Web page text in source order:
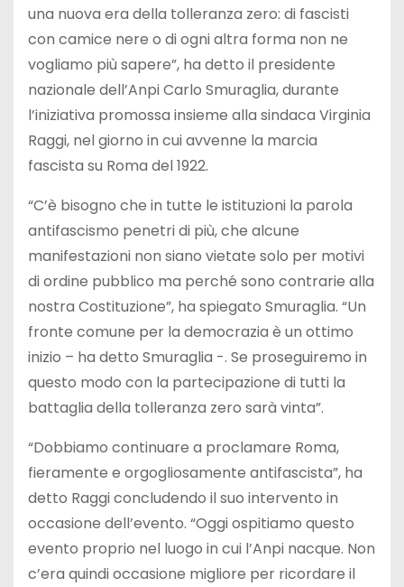
una nuova era della tolleranza zero: di fascisti
con camice nere o di ogni altra forma non ne
vogliamo più sapere”, ha detto il presidente
nazionale dell’Anpi Carlo Smuraglia, durante
l’iniziativa promossa insieme alla sindaca Virginia
Raggi, nel giorno in cui avvenne la marcia
fascista su Roma del 1922.
“C’è bisogno che in tutte le istituzioni la parola
antifascismo penetri di più, che alcune
manifestazioni non siano vietate solo per motivi
di ordine pubblico ma perché sono contrarie alla
nostra Costituzione”, ha spiegato Smuraglia. “Un
fronte comune per la democrazia è un ottimo
inizio – ha detto Smuraglia -. Se proseguiremo in
questo modo con la partecipazione di tutti la
battaglia della tolleranza zero sarà vinta”.
“Dobbiamo continuare a proclamare Roma,
fieramente e orgogliosamente antifascista”, ha
detto Raggi concludendo il suo intervento in
occasione dell’evento. “Oggi ospitiamo questo
evento proprio nel luogo in cui l’Anpi nacque. Non
c’era quindi occasione migliore per ricordare il